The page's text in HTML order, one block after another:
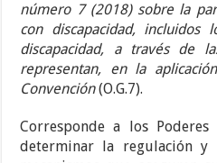
número 7 (2018) sobre la
con discapacidad,
discapacidad, a través de
representan, en la
Convención(O.G.7).
Corresponde a los
determinar la regulación y